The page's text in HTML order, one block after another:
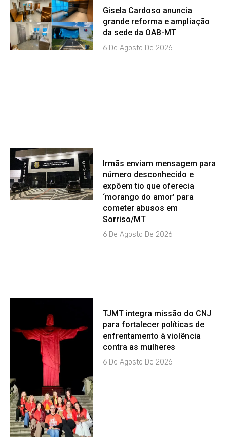
Gisela Cardoso anuncia
grande reforma e ampliação
da sede da OAB-MT
6 De Agosto De 2026
Irmãs enviam mensagem para
número desconhecido e
expõem tio que oferecia
‘morango do amor’ para
cometer abusos em
Sorriso/MT
6 De Agosto De 2026
TJMT integra missão do CNJ
para fortalecer políticas de
enfrentamento à violência
contra as mulheres
6 De Agosto De 2026